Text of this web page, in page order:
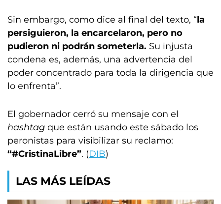
Sin embargo, como dice al final del texto, “la
persiguieron, la encarcelaron, pero no
pudieron ni podrán someterla. Su injusta
condena es, además, una advertencia del
poder concentrado para toda la dirigencia que
lo enfrenta”.
El gobernador cerró su mensaje con el
hashtag que están usando este sábado los
peronistas para visibilizar su reclamo:
“#CristinaLibre”. (DIB)
LAS MÁS LEÍDAS